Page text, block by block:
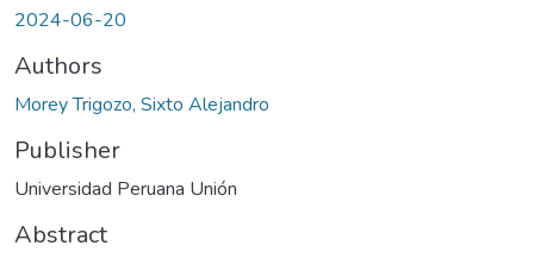
2024-06-20
Authors
Morey Trigozo, Sixto Alejandro
Publisher
Universidad Peruana Unión
Abstract